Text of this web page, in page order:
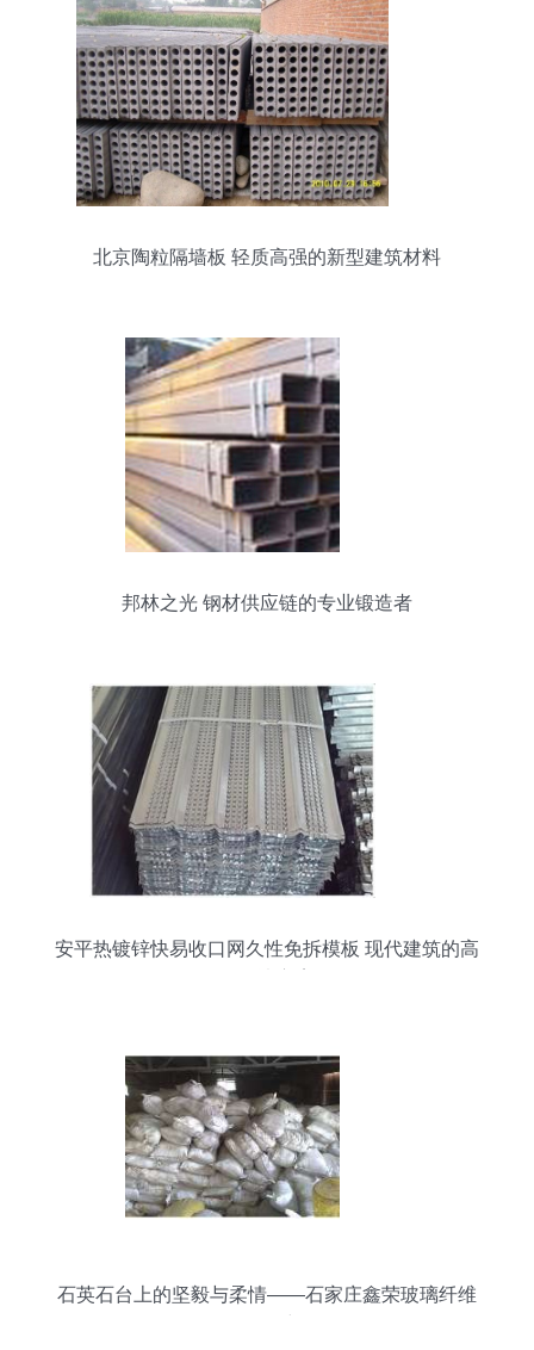
北京陶粒隔墙板 轻质高强的新型建筑材料
邦林之光 钢材供应链的专业锻造者
安平热镀锌快易收口网久性免拆模板 现代建筑的高
石英石台上的坚毅与柔情——石家庄鑫荣玻璃纤维